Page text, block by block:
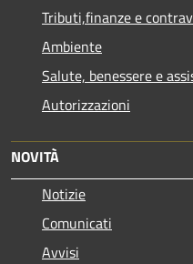
Tributi,finanze e
Ambiente
Salute, benessere e
Autorizzazioni
NOVITÀ
Notizie
Comunicati
Avvisi